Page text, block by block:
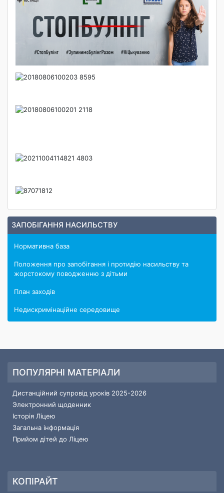
ЗАПОБІГАННЯ НАСИЛЬСТВУ
Нормативна база
Положення про запобігання і протидію насильству та
жорстокому поводженню з дітьми
План заходів
Недискримінаційне середовище
ПОПУЛЯРНІ МАТЕРІАЛИ
Дистанційний супровід уроків 2025-2026
Электронний щоденник
Історія Ліцею
Загальна інформація
Прийом дітей до Ліцею
КОПІРАЙТ